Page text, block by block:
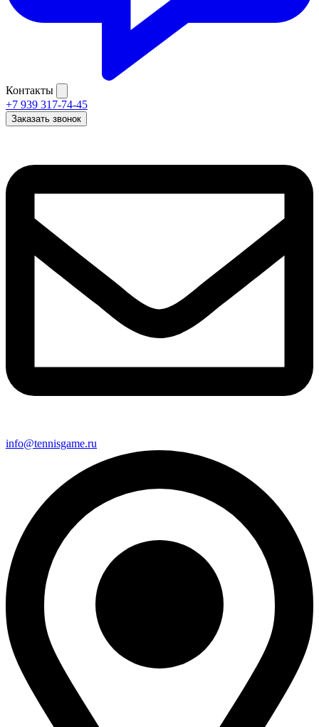
Контакты
+7 939 317-74-45
Заказать звонок
info@tennisgame.ru